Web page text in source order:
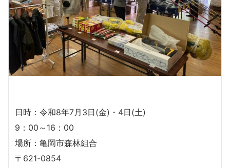
日時：令和8年7月3日(金)・4日(土)
9：00～16：00
場所：亀岡市森林組合
〒621-0854